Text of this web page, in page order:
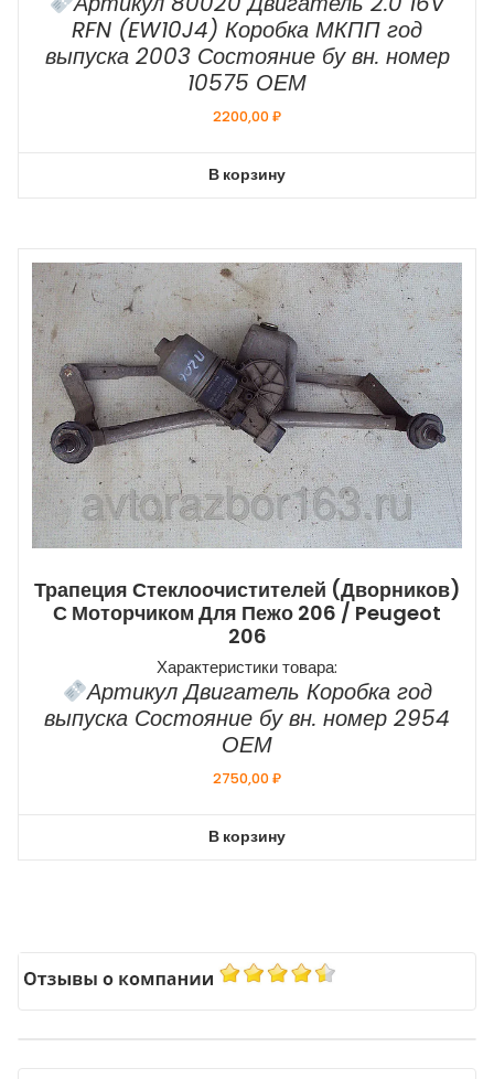
RFN (EW10J4) Коробка МКПП год
выпуска 2003 Состояние бу вн. номер
10575 ОЕМ
2200,00₽
В корзину
Трапеция Стеклоочистителей (дворников)
С Моторчиком Для Пежо 206 / Peugeot
206
Характеристики товара:
Артикул Двигатель Коробка год
выпуска Состояние бу вн. номер 2954
ОЕМ
2750,00₽
В корзину